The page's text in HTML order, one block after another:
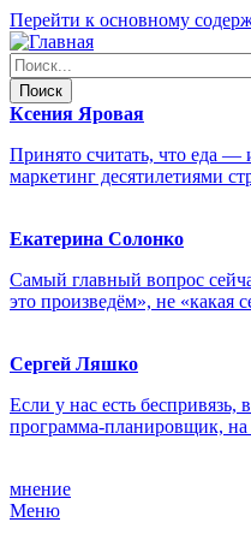
Перейти к основному
Ксения Яровая
Принято считать, что еда —
маркетинг десятилетиями
Екатерина Солонко
Самый главный вопрос
это произведём», не «какая
Сергей Ляшко
Если у нас есть
программа-планировщик,
мнение
Меню